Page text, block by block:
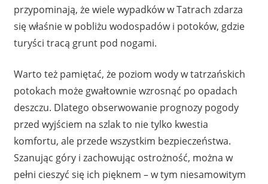
przypominają, że wiele wypadków w Tatrach zdarza
się właśnie w pobliżu wodospadów i potoków, gdzie
turyści tracą grunt pod nogami.
Warto też pamiętać, że poziom wody w tatrzańskich
potokach może gwałtownie wzrosnąć po opadach
deszczu. Dlatego obserwowanie prognozy pogody
przed wyjściem na szlak to nie tylko kwestia
komfortu, ale przede wszystkim bezpieczeństwa.
Szanując góry i zachowując ostrożność, można w
pełni cieszyć się ich pięknem – w tym niesamowitym